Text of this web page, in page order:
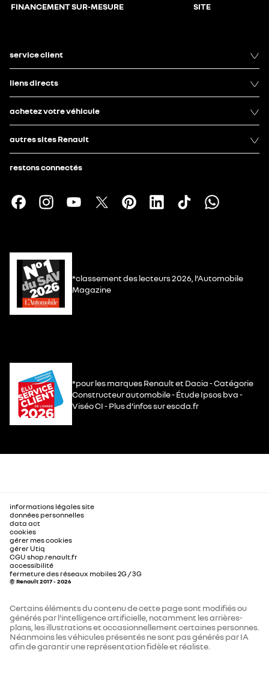
FINANCEMENT SUR-MESURE
SITE
service client
liens directs
achetez votre véhicule
autres sites Renault
restons connectés
*classement des lecteurs 2026, l’Automobile
Magazine
*pour les marques Renault et Dacia - Catégorie
Constructeur automobile - Étude Ipsos bva -
Viséo CI - Plus d’infos sur escda.fr
informations légales site
données personnelles
data act
cookies
gérer mes cookies
gérer Utiq
CGU shop.renault.fr
accessibilité
fermeture des réseaux mobiles 2G / 3G
© Renault 2017 - 2026
Certains éléments du contenu de cette page sont modifiés ou
générés par l'intelligence artificielle, notamment les arrières-
plans, les illustrations et occasionnellement certaines personnes.
Néanmoins les véhicules présentés ne sont pas générés par IA
afin de garantir une représentation fidèle et réaliste.